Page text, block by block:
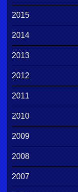
2015
2014
2013
2012
2011
2010
2009
2008
2007